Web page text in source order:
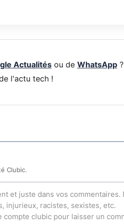
Actualitésou de WhatsApp?
l'actu tech !
Clubic.